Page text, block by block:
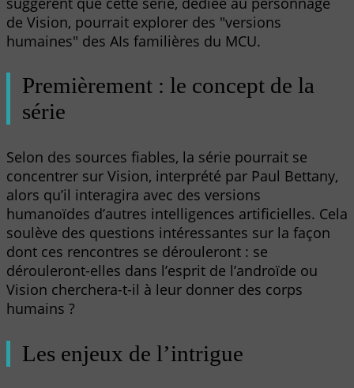
de Vision, pourrait explorer des "versions
humaines" des AIs familières du MCU.
Premièrement : le concept de la
série
Selon des sources fiables, la série pourrait se
concentrer sur Vision, interprété par Paul Bettany,
alors qu’il interagira avec des versions
humanoïdes d’autres intelligences artificielles. Cela
soulève des questions intéressantes sur la façon
dont ces rencontres se dérouleront : se
dérouleront-elles dans l’esprit de l’androïde ou
Vision cherchera-t-il à leur donner des corps
humains ?
Les enjeux de l’intrigue